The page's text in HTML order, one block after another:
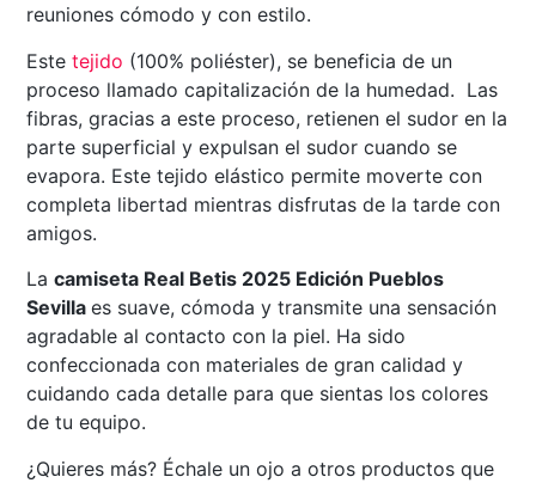
reuniones cómodo y con estilo.
Estetejido (100% poliéster), se beneficia de un
proceso llamado capitalización de la humedad. Las
fibras, gracias a este proceso, retienen el sudor en la
parte superficial y expulsan el sudor cuando se
evapora. Este tejido elástico permite moverte con
completa libertad mientras disfrutas de la tarde con
amigos.
Lacamiseta Real Betis 2025 Edición Pueblos
Sevilla es suave, cómoda y transmite una sensación
agradable al contacto con la piel. Ha sido
confeccionada con materiales de gran calidad y
cuidando cada detalle para que sientas los colores
de tu equipo.
¿Quieres más? Échale un ojo a otros productos que